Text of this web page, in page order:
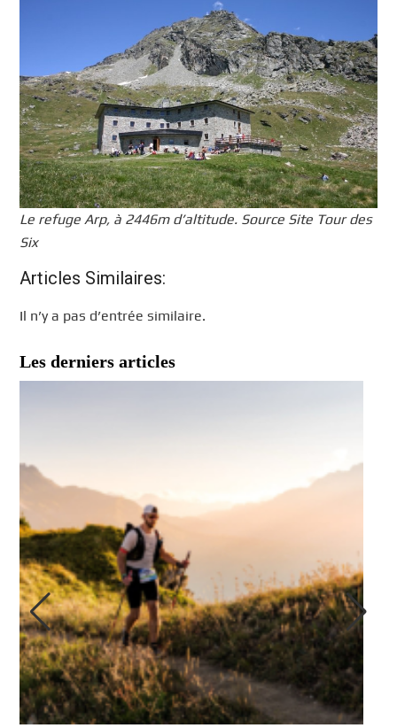
Le refuge Arp, à 2446m d’altitude. Source Site Tour des
Six
Articles Similaires:
Il n’y a pas d’entrée similaire.
Les derniers articles